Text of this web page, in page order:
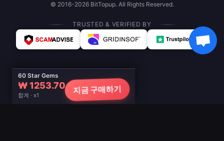
60 Star Gems
₩ 1253.70
합계 · x1
지금 구매하기
© 2016-2026 BitTopup. All Rights Reserved.
TRUSTED & VERIFIED BY